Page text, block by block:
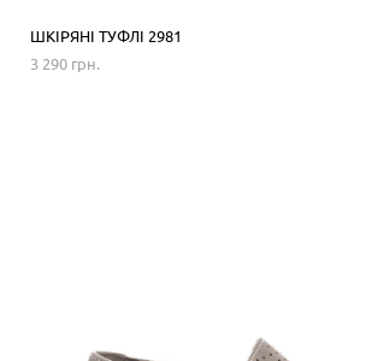
ШКІРЯНІ ТУФЛІ 2981
3 290 грн.